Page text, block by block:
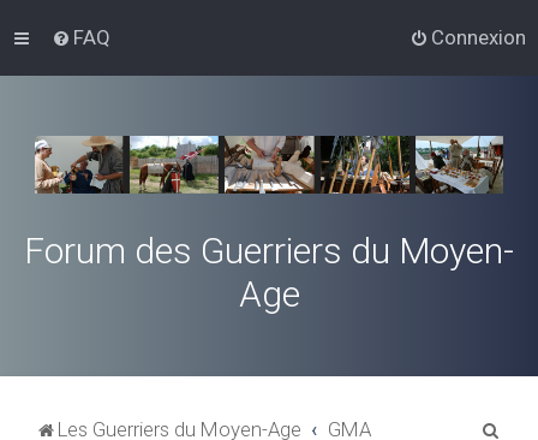
FAQ Connexion
Forum des Guerriers du Moyen-
Age
Les Guerriers du Moyen-Age GMA